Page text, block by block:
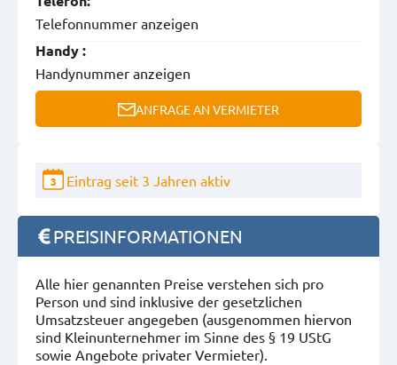
Telefonnummer anzeigen
Handy :
Handynummer anzeigen
ANFRAGE AN VERMIETER
3 Eintrag seit 3 Jahren aktiv
PREISINFORMATIONEN
Alle hier genannten Preise verstehen sich pro
Person und sind inklusive der gesetzlichen
Umsatzsteuer angegeben (ausgenommen hiervon
sind Kleinunternehmer im Sinne des § 19 UStG
sowie Angebote privater Vermieter).